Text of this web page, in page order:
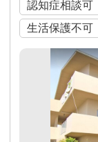
認知症相談可
生活保護不可